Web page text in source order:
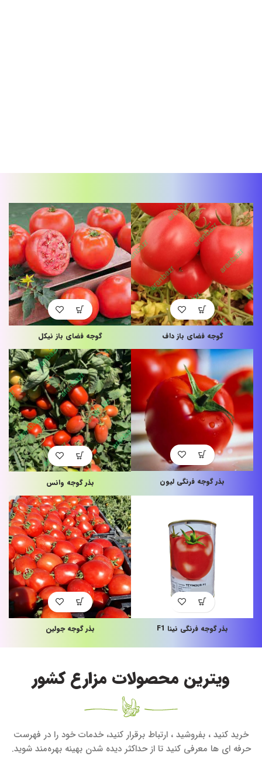
گوجه فضای باز داف گوجه فضای باز نیکل
بذر گوجه فرنگی لیون بذر گوجه وانس
بذر گوجه فرنگی نینا F1 بذر گوجه جولین
ویترین محصولات مزارع کشور
خرید کنید ، بفروشید ، ارتباط برقرار کنید، خدمات خود را در فهرست
حرفه ای ها معرفی کنید تا از حداکثر دیده شدن بهینه بهره‌مند شوید.